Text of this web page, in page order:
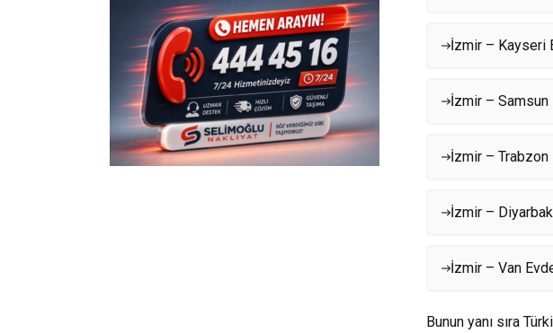
İzmir – Kayseri
İzmir – Samsun
İzmir – Trabzon
İzmir –
İzmir – Van
Bunun yanı sıra